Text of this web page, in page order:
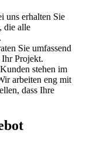
uns erhalten Sie
die alle
Sie umfassend
Projekt.
stehen im
arbeiten eng mit
dass Ihre